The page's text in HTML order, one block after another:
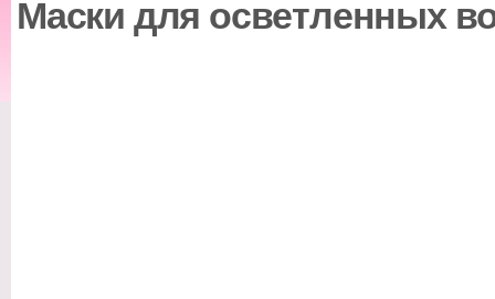
Маски для осветленных